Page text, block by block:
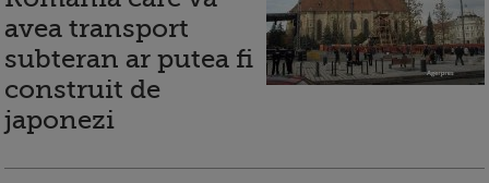
avea transport
subteran ar putea fi
construit de
japonezi